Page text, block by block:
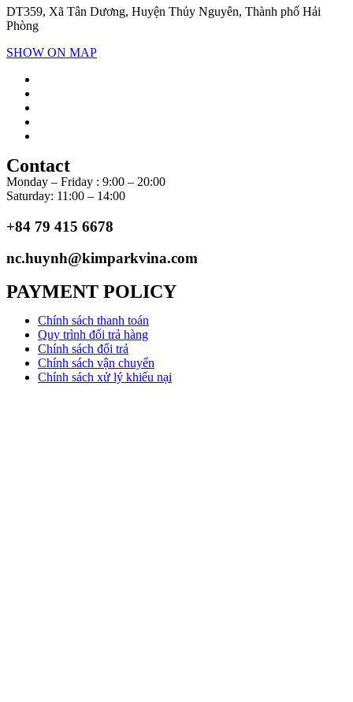
DT359, Xã Tân Dương, Huyện Thủy Nguyên, Thành phố Hải
Phòng
SHOW ON MAP
Contact
Monday – Friday : 9:00 – 20:00
Saturday: 11:00 – 14:00
+84 79 415 6678
nc.huynh@kimparkvina.com
PAYMENT POLICY
Chính sách thanh toán
Quy trình đổi trả hàng
Chính sách đổi trả
Chính sách vận chuyển
Chính sách xử lý khiếu nại